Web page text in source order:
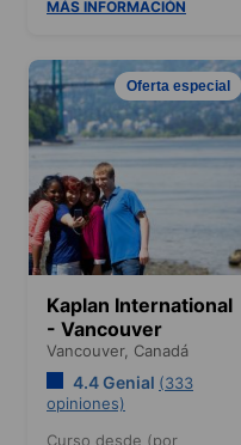
MÁS INFORMACIÓN
Oferta especial
Kaplan International
- Vancouver
Vancouver, Canadá
4.4 Genial (333
opiniones)
Curso desde (por